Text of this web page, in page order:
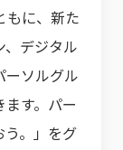
もに、新た
、デジタル
ーソルグル
す。パー
う。」をグ